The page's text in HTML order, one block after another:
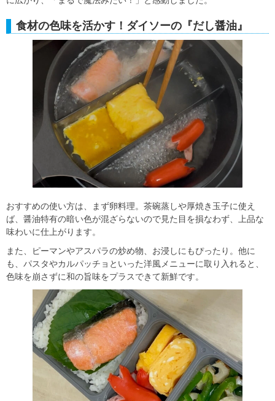
食材の色味を活かす！ダイソーの『だし醤油』
おすすめの使い方は、まず卵料理。茶碗蒸しや厚焼き玉子に使え
ば、醤油特有の暗い色が混ざらないので見た目を損なわず、上品な
味わいに仕上がります。
また、ピーマンやアスパラの炒め物、お浸しにもぴったり。他に
も、パスタやカルパッチョといった洋風メニューに取り入れると、
色味を崩さずに和の旨味をプラスできて新鮮です。